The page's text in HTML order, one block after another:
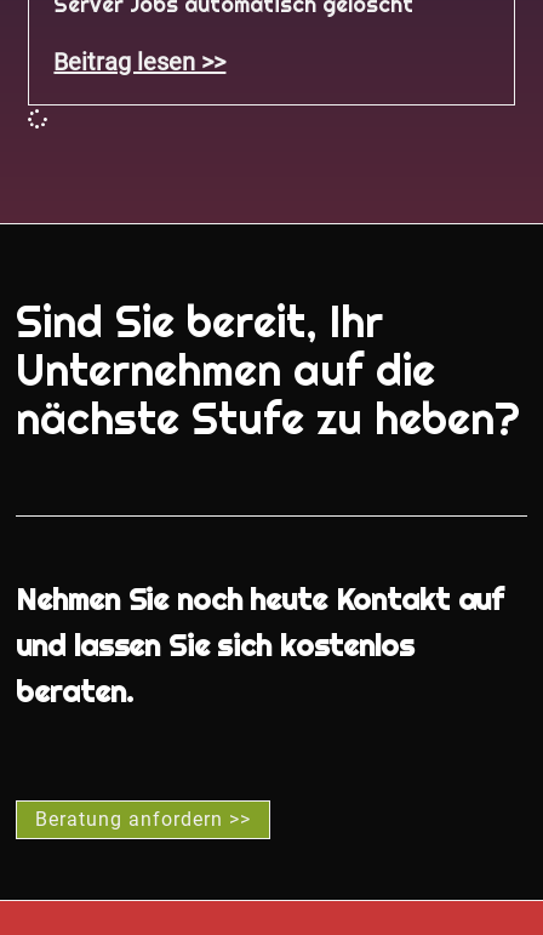
Beitrag lesen >>
Sind Sie bereit, Ihr
Unternehmen auf die
nächste Stufe zu heben?
Nehmen Sie noch heute Kontakt auf
und lassen Sie sich kostenlos
beraten.
Beratung anfordern >>